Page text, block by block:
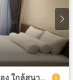
ให้เช่าบ้านเดี่ยว 3 ห้องนอน บ้านฉาง ระยอง ใกล้สนามบินอู่ตะเภา